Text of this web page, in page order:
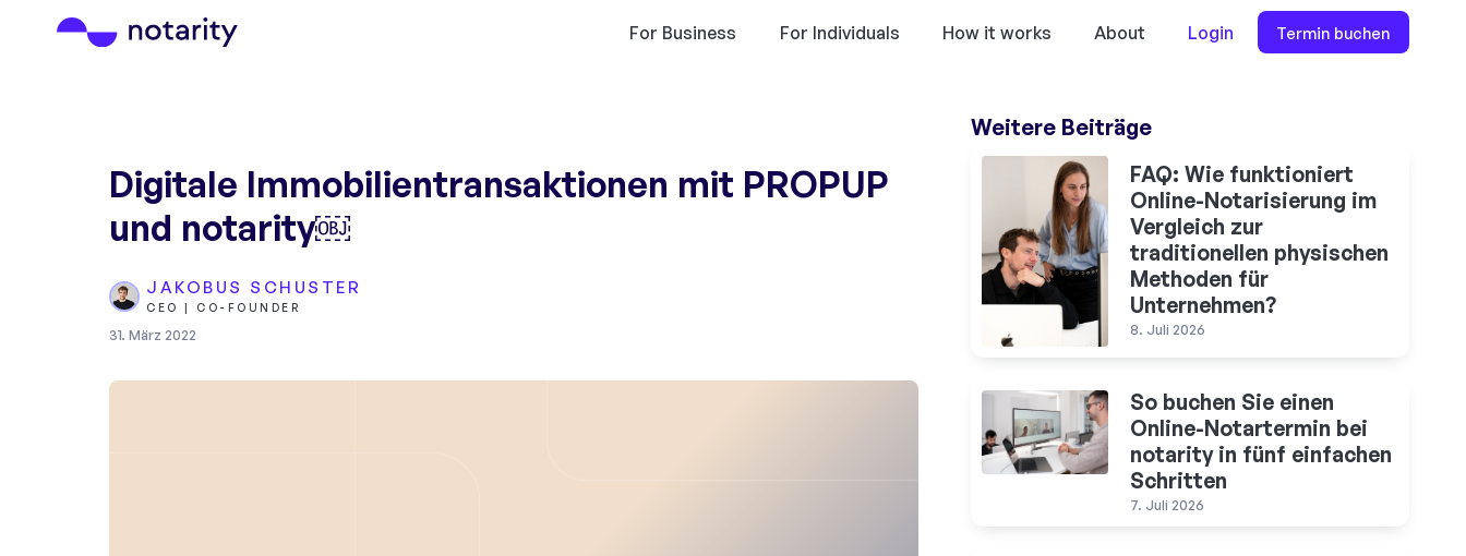
For Business For Individuals How it works About Login Termin buchen
Digitale Immobilientransaktionen mit PROPUP
und notarity￼
JAKOBUS SCHUSTER
CEO | CO-FOUNDER
31. März 2022
Weitere Beiträge
FAQ: Wie funktioniert
Online-Notarisierung im
Vergleich zur
traditionellen physischen
Methoden für
Unternehmen?
8. Juli 2026
So buchen Sie einen
Online-Notartermin bei
notarity in fünf einfachen
Schritten
7. Juli 2026